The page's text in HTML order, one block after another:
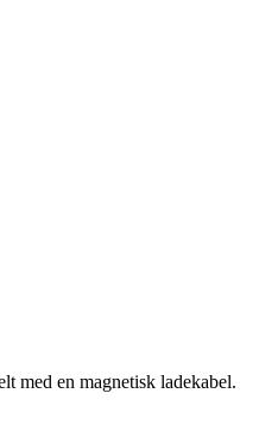
med en magnetisk ladekabel.